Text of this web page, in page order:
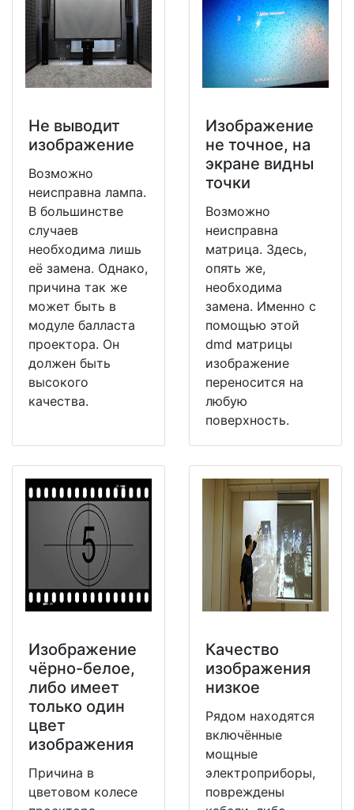
Не выводит
изображение
Возможно
неисправна лампа.
В большинстве
случаев
необходима лишь
её замена. Однако,
причина так же
может быть в
модуле балласта
проектора. Он
должен быть
высокого
качества.
Изображение
не точное, на
экране видны
точки
Возможно
неисправна
матрица. Здесь,
опять же,
необходима
замена. Именно с
помощью этой
dmd матрицы
изображение
переносится на
любую
поверхность.
Изображение
чёрно-белое,
либо имеет
только один
цвет
изображения
Причина в
цветовом колесе
Качество
изображения
низкое
Рядом находятся
включённые
мощные
электроприборы,
повреждены